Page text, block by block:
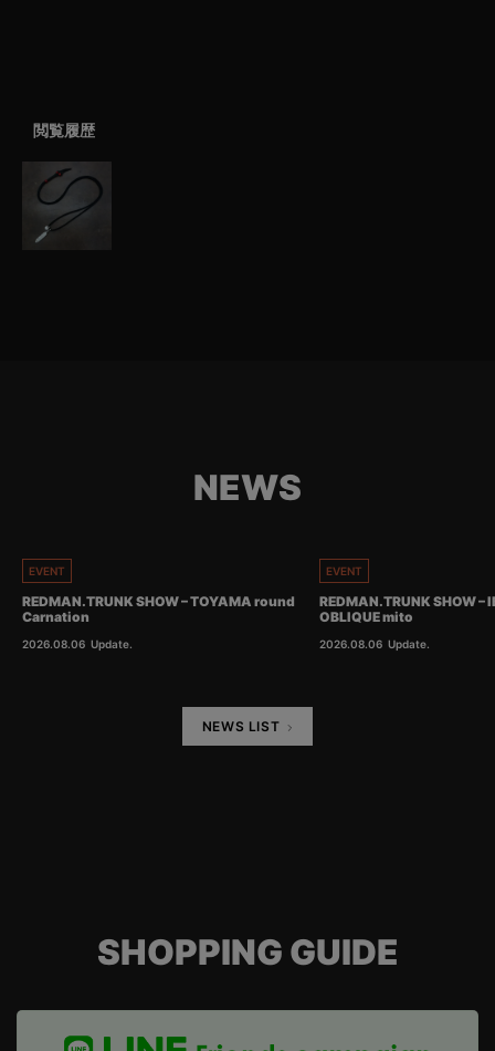
閲覧履歴
NEWS
EVENT
REDMAN.TRUNK SHOW – TOYAMA round
Carnation
2026.08.06 Update.
EVENT
REDMAN.TRUNK SHOW
OBLIQUE mito
2026.08.06 Update.
NEWS LIST
SHOPPING GUIDE